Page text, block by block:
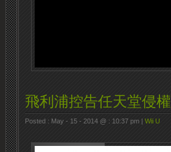
飛利浦控告任天堂侵權
Posted : May - 15 - 2014 @ : 10:37 pm | Wii U